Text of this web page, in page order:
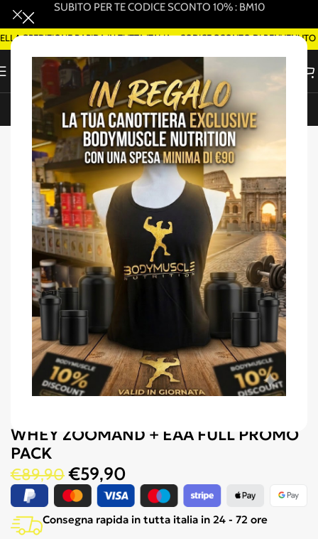
SUBITO PER TE CODICE SCONTO 10% : BM10
RAPIDA IN TUTTA ITALIA - CODICE SCONTO DI BENVENUTO
ORDINA SMART DELIVERY SU WHATSAPP (ROMA)
Home/ Promo Pack
-33%
WHEY ZOOMAND + EAA FULL PROMO
PACK
€89,90 €59,90
Consegna rapida in tutta italia in 24 - 72 ore